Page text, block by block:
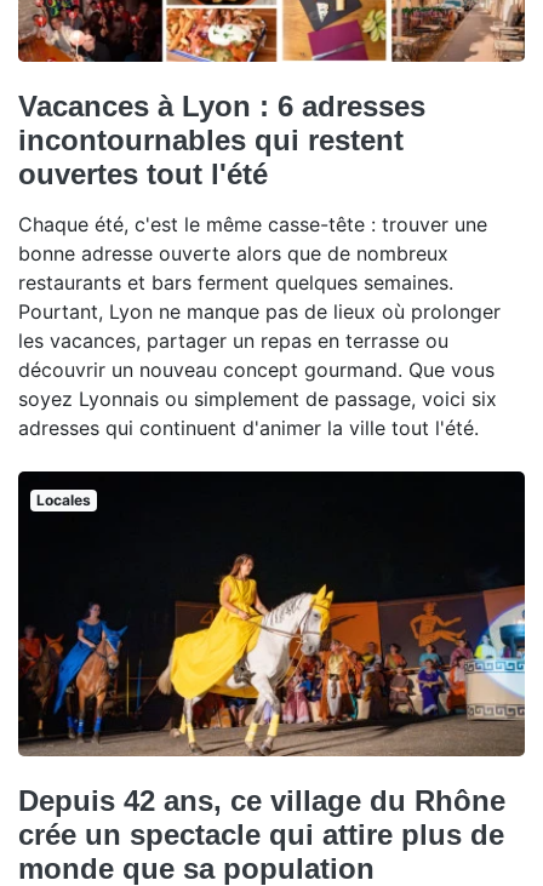
Vacances à Lyon : 6 adresses
incontournables qui restent
ouvertes tout l'été
Chaque été, c'est le même casse-tête : trouver une
bonne adresse ouverte alors que de nombreux
restaurants et bars ferment quelques semaines.
Pourtant, Lyon ne manque pas de lieux où prolonger
les vacances, partager un repas en terrasse ou
découvrir un nouveau concept gourmand. Que vous
soyez Lyonnais ou simplement de passage, voici six
adresses qui continuent d'animer la ville tout l'été.
Locales
Depuis 42 ans, ce village du Rhône
crée un spectacle qui attire plus de
monde que sa population